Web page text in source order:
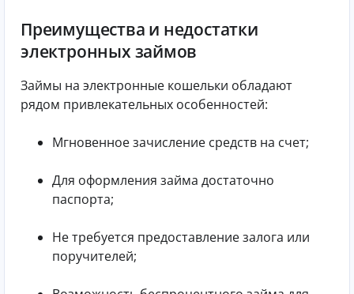
Преимущества и недостатки
электронных займов
Займы на электронные кошельки обладают
рядом привлекательных особенностей:
Мгновенное зачисление средств на счет;
Для оформления займа достаточно
паспорта;
Не требуется предоставление залога или
поручителей;